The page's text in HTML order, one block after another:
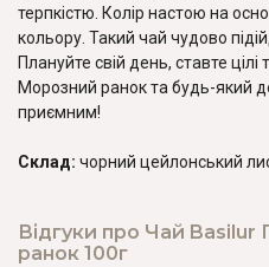
терпкістю. Колір настою на
кольору. Такий чай чудово
Плануйте свій день, ставте
Морозний ранок та будь-який
приємним!
Склад: чорний цейлонський
Відгуки про Чай
ранок 100г